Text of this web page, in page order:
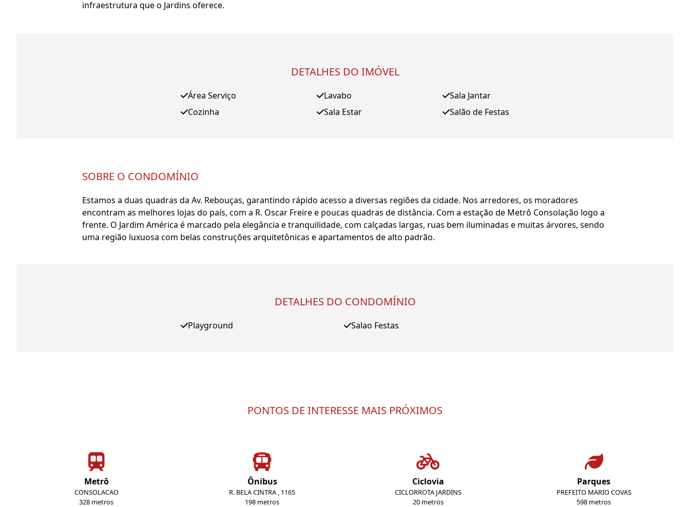
infraestrutura que o Jardins oferece.
DETALHES DO IMÓVEL
Área Serviço
Cozinha
Lavabo
Sala Estar
Sala Jantar
Salão de Festas
SOBRE O CONDOMÍNIO
Estamos a duas quadras da Av. Rebouças, garantindo rápido acesso a diversas regiões da cidade. Nos arredores, os moradores
encontram as melhores lojas do país, com a R. Oscar Freire e poucas quadras de distância. Com a estação de Metrô Consolação logo a
frente. O Jardim América é marcado pela elegância e tranquilidade, com calçadas largas, ruas bem iluminadas e muitas árvores, sendo
uma região luxuosa com belas construções arquitetônicas e apartamentos de alto padrão.
DETALHES DO CONDOMÍNIO
Playground Salao Festas
PONTOS DE INTERESSE MAIS PRÓXIMOS
Metrô
CONSOLACAO
328 metros
Ônibus
R. BELA CINTRA , 1165
198 metros
Ciclovia
CICLORROTA JARDINS
20 metros
Parques
PREFEITO MARIO COVAS
598 metros